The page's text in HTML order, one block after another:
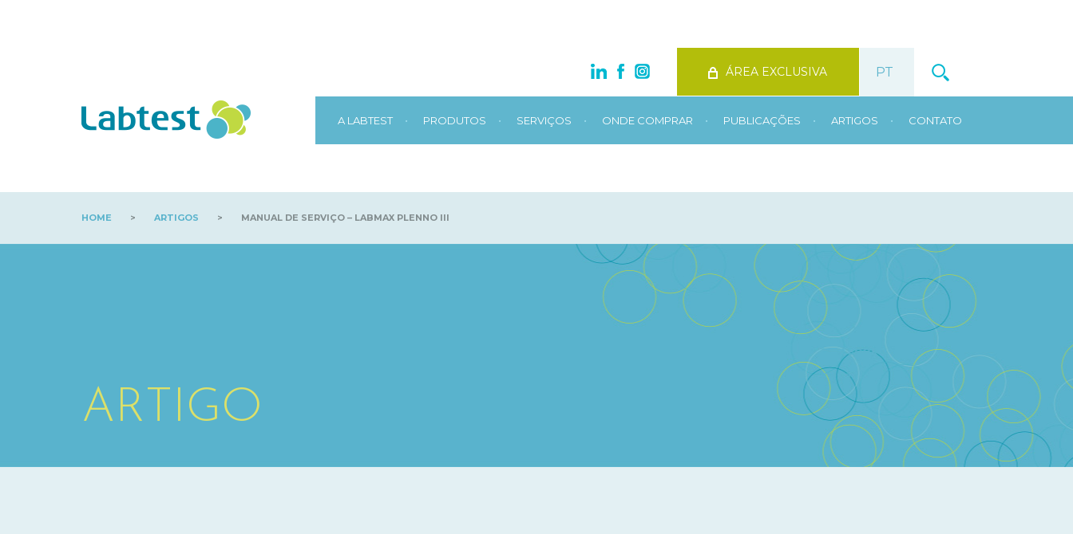
ÁREA EXCLUSIVA
A LABTEST • PRODUTOS • SERVIÇOS • ONDE COMPRAR • PUBLICAÇÕES • ARTIGOS • CONTATO
HOME > ARTIGOS > MANUAL DE SERVIÇO – LABMAX PLENNO III
ARTIGO